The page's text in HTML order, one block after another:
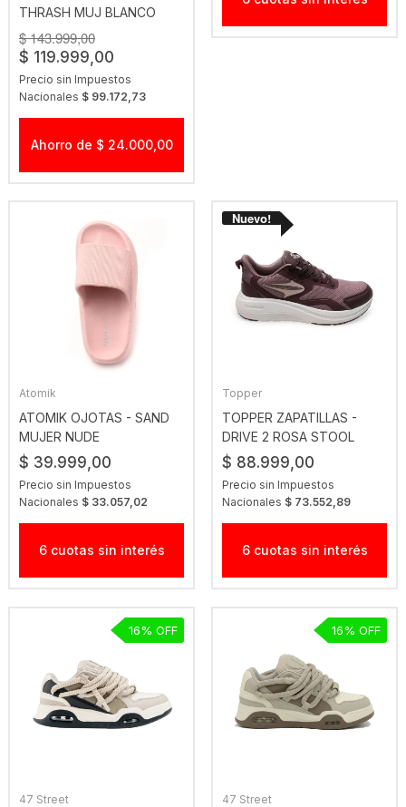
THRASH MUJ BLANCO
$ 143.999,00
$ 119.999,00
Precio sin Impuestos
Nacionales $ 99.172,73
Ahorro de $ 24.000,00
Atomik
ATOMIK OJOTAS - SAND
MUJER NUDE
$ 39.999,00
Precio sin Impuestos
Nacionales $ 33.057,02
6 cuotas sin interés
Topper
TOPPER ZAPATILLAS -
DRIVE 2 ROSA STOOL
VIOLETA
$ 88.999,00
Precio sin Impuestos
Nacionales $ 73.552,89
6 cuotas sin interés
47 Street
16
47 Street
16